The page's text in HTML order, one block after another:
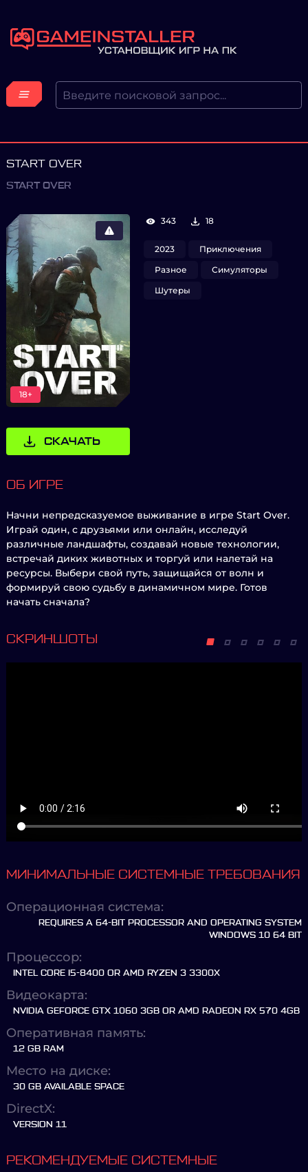
START OVER
START OVER
18+
СКАЧАТЬ
343 18
2023
Приключения
Разное
Симуляторы
Шутеры
ОБ ИГРЕ
Начни непредсказуемое выживание в игре Start Over.
Играй один, с друзьями или онлайн, исследуй
различные ландшафты, создавай новые технологии,
встречай диких животных и торгуй или налетай на
ресурсы. Выбери свой путь, защищайся от волн и
формируй свою судьбу в динамичном мире. Готов
начать сначала?
СКРИНШОТЫ
МИНИМАЛЬНЫЕ СИСТЕМНЫЕ ТРЕБОВАНИЯ
Операционная система:
REQUIRES A 64-BIT PROCESSOR AND OPERATING SYSTEM
WINDOWS 10 64 BIT
Процессор:
INTEL CORE I5-8400 OR AMD RYZEN 3 3300X
Видеокарта:
NVIDIA GEFORCE GTX 1060 3GB OR AMD RADEON RX 570 4GB
Оперативная память:
12 GB RAM
Место на диске:
30 GB AVAILABLE SPACE
DirectX:
VERSION 11
РЕКОМЕНДУЕМЫЕ СИСТЕМНЫЕ